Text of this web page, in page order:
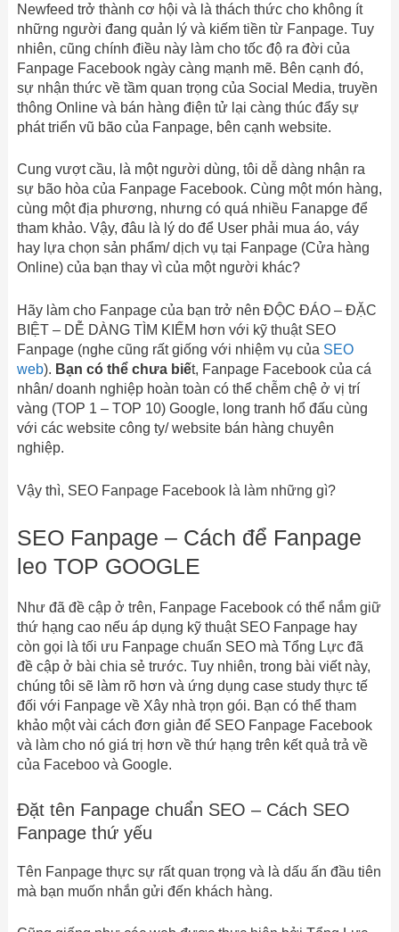
Newfeed trở thành cơ hội và là thách thức cho không ít
những người đang quản lý và kiếm tiền từ Fanpage. Tuy
nhiên, cũng chính điều này làm cho tốc độ ra đời của
Fanpage Facebook ngày càng mạnh mẽ. Bên cạnh đó,
sự nhận thức về tầm quan trọng của Social Media, truyền
thông Online và bán hàng điện tử lại càng thúc đẩy sự
phát triển vũ bão của Fanpage, bên cạnh website.
Cung vượt cầu, là một người dùng, tôi dễ dàng nhận ra
sự bão hòa của Fanpage Facebook. Cùng một món hàng,
cùng một địa phương, nhưng có quá nhiều Fanapge để
tham khảo. Vậy, đâu là lý do để User phải mua áo, váy
hay lựa chọn sản phẩm/ dịch vụ tại Fanpage (Cửa hàng
Online) của bạn thay vì của một người khác?
Hãy làm cho Fanpage của bạn trở nên ĐỘC ĐÁO – ĐẶC
BIỆT – DỄ DÀNG TÌM KIẾM hơn với kỹ thuật SEO
Fanpage (nghe cũng rất giống với nhiệm vụ của SEO
web). Bạn có thể chưa biết, Fanpage Facebook của cá
nhân/ doanh nghiệp hoàn toàn có thể chễm chệ ở vị trí
vàng (TOP 1 – TOP 10) Google, long tranh hổ đấu cùng
với các website công ty/ website bán hàng chuyên
nghiệp.
Vậy thì, SEO Fanpage Facebook là làm những gì?
SEO Fanpage – Cách để Fanpage
leo TOP GOOGLE
Như đã đề cập ở trên, Fanpage Facebook có thể nắm giữ
thứ hạng cao nếu áp dụng kỹ thuật SEO Fanpage hay
còn gọi là tối ưu Fanpage chuẩn SEO mà Tổng Lực đã
đề cập ở bài chia sẻ trước. Tuy nhiên, trong bài viết này,
chúng tôi sẽ làm rõ hơn và ứng dụng case study thực tế
đối với Fanpage về Xây nhà trọn gói. Bạn có thể tham
khảo một vài cách đơn giản để SEO Fanpage Facebook
và làm cho nó giá trị hơn về thứ hạng trên kết quả trả về
của Faceboo và Google.
Đặt tên Fanpage chuẩn SEO – Cách SEO
Fanpage thứ yếu
Tên Fanpage thực sự rất quan trọng và là dấu ấn đầu tiên
mà bạn muốn nhắn gửi đến khách hàng.